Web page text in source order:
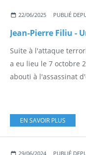
22/06/2025 PUBLIÉ
Suite à l'attaque
a eu lieu le 7 octobre
abouti à l'assassinat
EN SAVOIR PLUS
29/06/2024 PUBLIÉ